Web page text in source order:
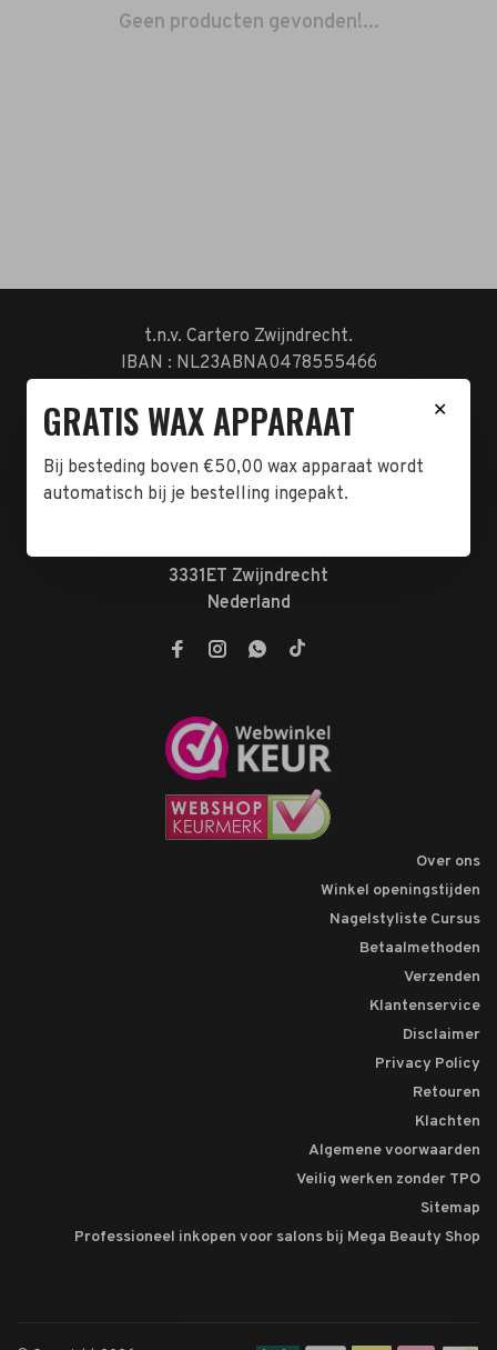
Geen producten gevonden!...
t.n.v. Cartero Zwijndrecht.
IBAN : NL23ABNA0478555466
KVK-72047070
Telefoon:078-7370074
E-mail:verkoop@megabeautyshop.nl
3331ET Zwijndrecht
Nederland
Over ons
Winkel openingstijden
Nagelstyliste Cursus
Betaalmethoden
Verzenden
Klantenservice
Disclaimer
Privacy Policy
Retouren
Klachten
Algemene voorwaarden
Veilig werken zonder TPO
Sitemap
Professioneel inkopen voor salons bij Mega Beauty Shop
✕
GRATIS WAX APPARAAT
Bij besteding boven €50,00 wax apparaat wordt
automatisch bij je bestelling ingepakt.